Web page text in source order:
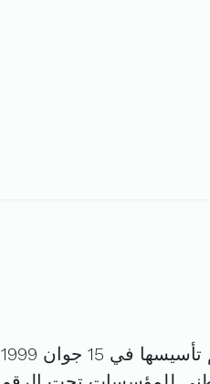
في 15 جوان 1999 برأس مال قدره